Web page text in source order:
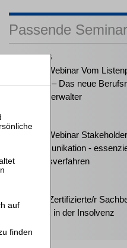
Passende
25.08.2026
Praktiker-Webinar Vom
Zulassung – Das neue
Insolvenzverwalter
25.11.2026
Praktiker-Webinar
und Kommunikation -
Sanierungsverfahren
Frankfurt: Zertifizierte/r
und Gehalt in der Insolvenz